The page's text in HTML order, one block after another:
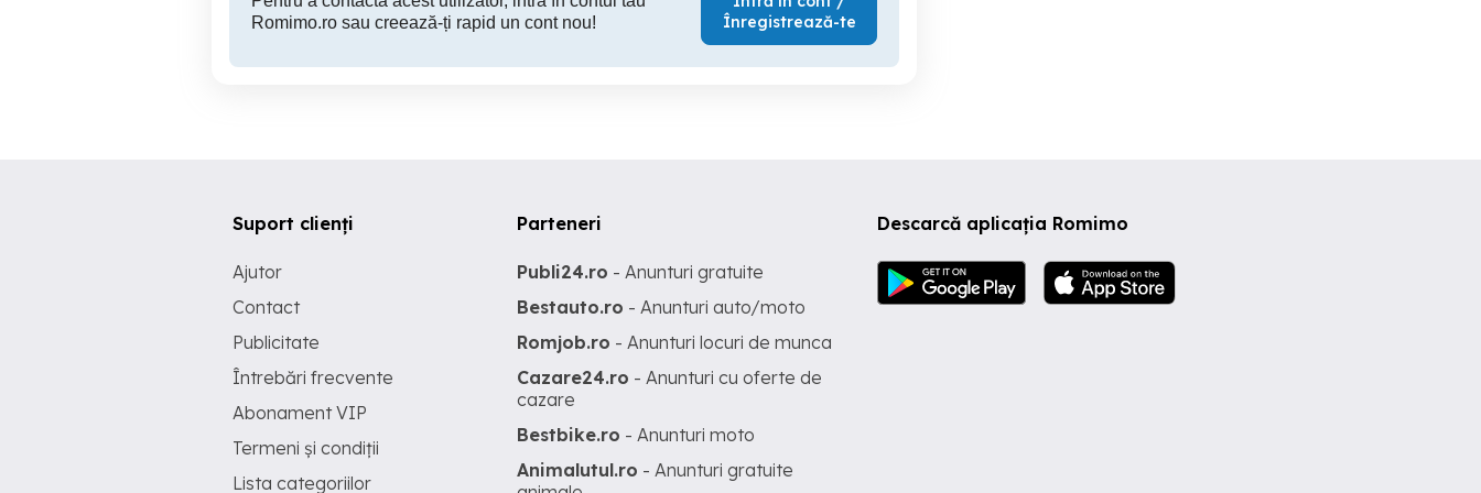
Romimo.ro sau creează-ți rapid un cont nou!
Înregistrează-te
Descarcă aplicația Romimo
Suport clienți
Ajutor
Contact
Publicitate
Întrebări frecvente
Abonament VIP
Termeni și condiții
Lista categoriilor
Parteneri
Publi24.ro - Anunturi gratuite
Bestauto.ro - Anunturi auto/moto
Romjob.ro - Anunturi locuri de munca
Cazare24.ro - Anunturi cu oferte de
cazare
Bestbike.ro - Anunturi moto
Animalutul.ro - Anunturi gratuite